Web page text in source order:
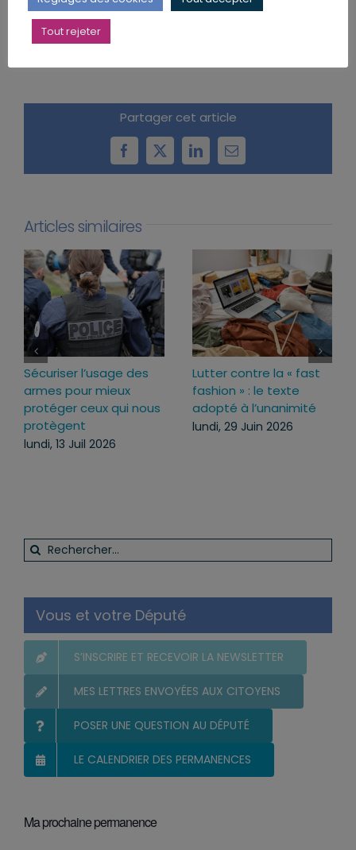
présenté dans le courant de 2019. L’objectif est de
faire en sorte que, progressivement, chaque euro
cotisé donne les mêmes droits à tous les Français.
Partager cet article
Facebook
X LinkedInEmail
Articles similaires
Sécuriser l’usage des
armes pour mieux
protéger ceux qui nous
protègent
lundi, 13 Juil 2026
Lutter contre la « fast
fashion » : le texte
adopté à l’unanimité
lundi, 29 Juin 2026
Rechercher:
Vous et votre Député
S’INSCRIRE ET RECEVOIR LA NEWSLETTER
MES LETTRES ENVOYÉES AUX CITOYENS
POSER UNE QUESTION AU DÉPUTÉ
LE CALENDRIER DES PERMANENCES
Ma prochaine permanence
Tout rejeter